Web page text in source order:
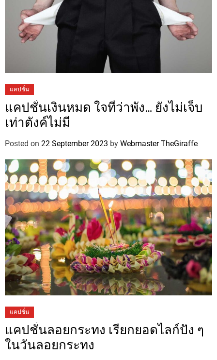
แคปชั่น
แคปชั่นเงินหมด ใจที่ว่าพัง… ยังไม่เจ็บ
เท่าตังค์ไม่มี
Posted on 22 September 2023 by Webmaster TheGiraffe
แคปชั่น
แคปชั่นลอยกระทง เรียกยอดไลก์ปัง ๆ
ในวันลอยกระทง